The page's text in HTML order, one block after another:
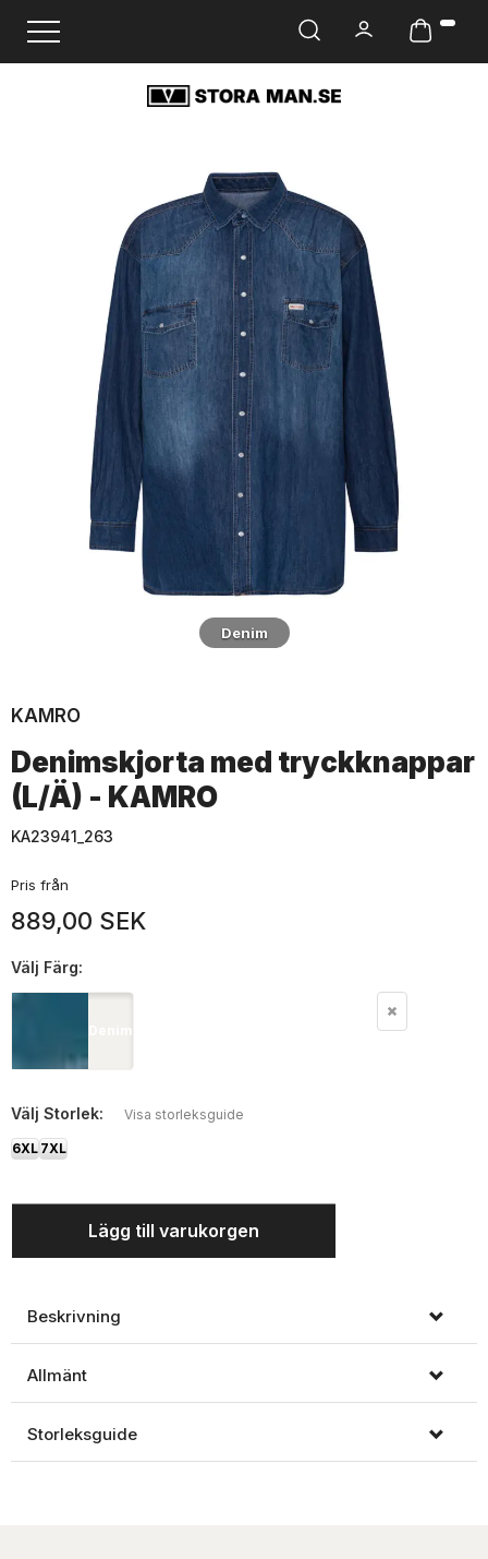
Ändra navigering
Denim
KAMRO
Denimskjorta med tryckknappar
(L/Ä) - KAMRO
KA23941_263
Pris från
889,00 SEK
Välj Färg:
Välj Storlek: Visa storleksguide
6XL 7XL
Lägg till varukorgen
Beskrivning
Allmänt
Storleksguide